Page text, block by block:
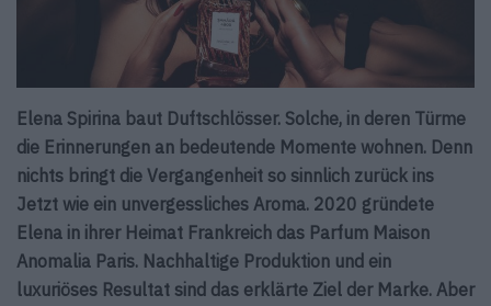
Elena Spirina baut Duftschlösser. Solche, in deren Türme
die Erinnerungen an bedeutende Momente wohnen. Denn
nichts bringt die Vergangenheit so sinnlich zurück ins
Jetzt wie ein unvergessliches Aroma. 2020 gründete
Elena in ihrer Heimat Frankreich das Parfum Maison
Anomalia Paris. Nachhaltige Produktion und ein
luxuriöses Resultat sind das erklärte Ziel der Marke. Aber